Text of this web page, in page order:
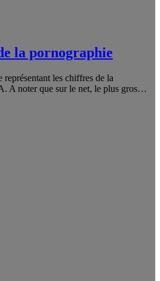
la pornographie
les chiffres de la
A noter que sur le net, le plus gros…